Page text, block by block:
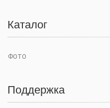
Каталог
ФОТО
Поддержка